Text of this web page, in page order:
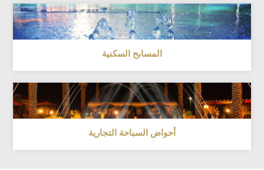
المسابح السكنية
أحواض السباحة التجارية